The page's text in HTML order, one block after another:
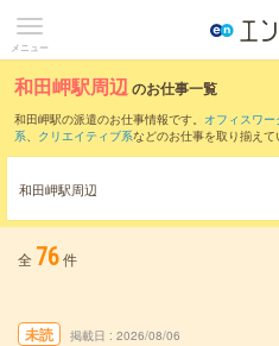
メニュー
和田岬駅周辺のお仕事一覧
和田岬駅の派遣のお仕事情報です。 オフィスワ
系、 クリエイティブ系などのお仕事を取り揃えて
また、三ノ宮駅
元町(兵庫県)駅
和田岬駅周辺
全 76件
未読 掲載日 2026/08/06